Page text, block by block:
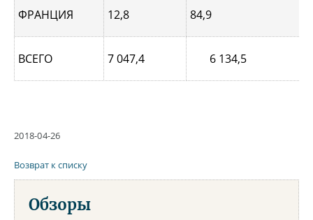
ФРАНЦИЯ 12,8 84,9
ВСЕГО 7 047,4 6 134,5
2018-04-26
Возврат к списку
Обзоры